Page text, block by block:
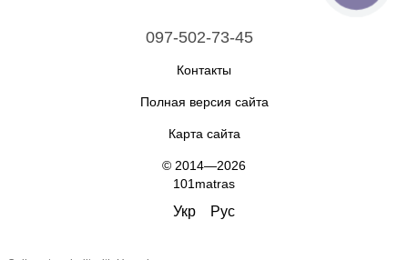
097-502-73-45
Контакты
Полная версия сайта
Карта сайта
© 2014—2026
101matras
Укр Рус